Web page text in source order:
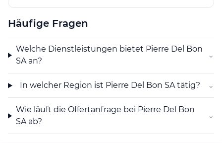
Pierre Del Bon SA die Infrastruktur seiner Kundschaft
Betriebssicherheit der Anlagen bei.
Häufige Fragen
Welche Dienstleistungen bietet Pierre Del Bon
SA an?
⌄
In welcher Region ist Pierre Del Bon SA tätig? ⌄
Wie läuft die Offertanfrage bei Pierre Del Bon
SA ab?
⌄